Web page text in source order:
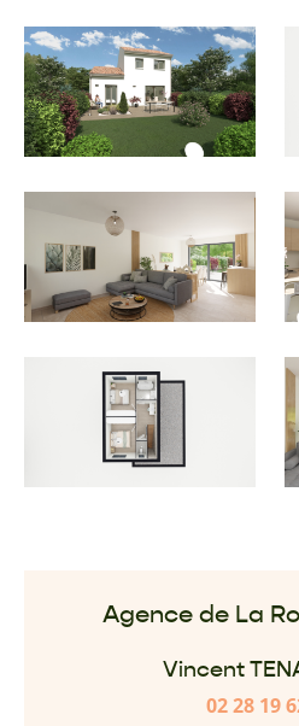
Agence de La
Vincent
02 28 19